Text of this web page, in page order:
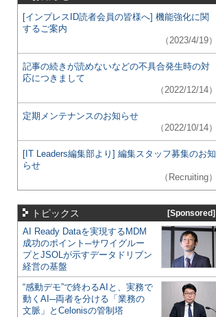
[インプレスID読者会員の皆様へ] 機能強化に関
するご案内
（2023/4/19）
記事の続きが読めないなどの不具合発生時の対
応につきまして
（2022/12/14）
定期メンテナンスのお知らせ
（2022/10/14）
[IT Leaders編集部より] 編集スタッフ募集のお知
らせ
（Recruiting）
トピックス [Sponsored]
AI Ready Dataを実現するMDM
成功のポイント─サワイグルー
プとJSOLが示すデータドリブン
経営の基盤
“感動デモ”で終わるAIと、実務で
動くAI─両者を分ける「業務の
文脈」とCelonisの管制塔